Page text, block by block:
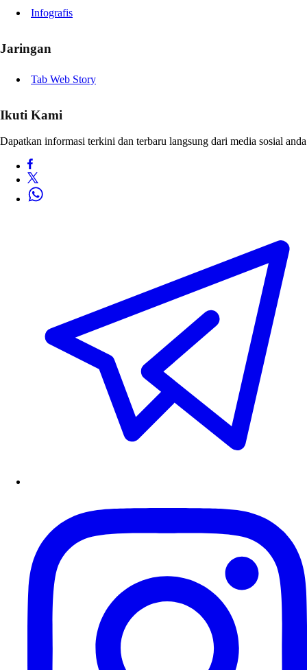
Infografis
Jaringan
Tab Web Story
Ikuti Kami
Dapatkan informasi terkini dan terbaru langsung dari media sosial anda